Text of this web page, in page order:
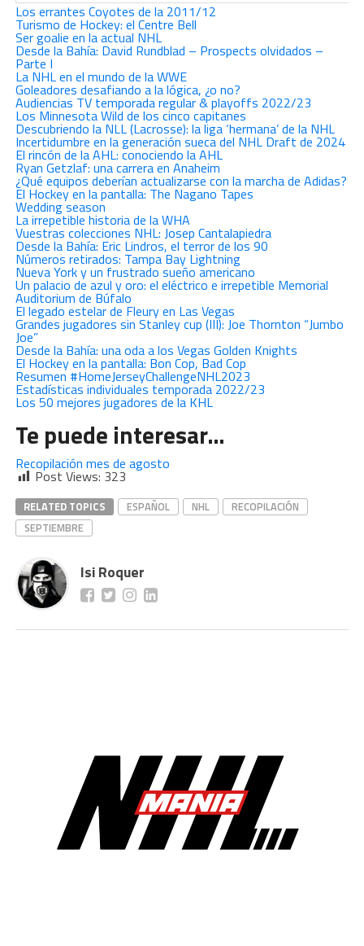
Los errantes Coyotes de la 2011/12
Turismo de Hockey: el Centre Bell
Ser goalie en la actual NHL
Desde la Bahía: David Rundblad – Prospects olvidados –
Parte I
La NHL en el mundo de la WWE
Goleadores desafiando a la lógica, ¿o no?
Audiencias TV temporada regular & playoffs 2022/23
Los Minnesota Wild de los cinco capitanes
Descubriendo la NLL (Lacrosse): la liga ‘hermana’ de la NHL
Incertidumbre en la generación sueca del NHL Draft de 2024
El rincón de la AHL: conociendo la AHL
Ryan Getzlaf: una carrera en Anaheim
¿Qué equipos deberían actualizarse con la marcha de Adidas?
El Hockey en la pantalla: The Nagano Tapes
Wedding season
La irrepetible historia de la WHA
Vuestras colecciones NHL: Josep Cantalapiedra
Desde la Bahía: Eric Lindros, el terror de los 90
Números retirados: Tampa Bay Lightning
Nueva York y un frustrado sueño americano
Un palacio de azul y oro: el eléctrico e irrepetible Memorial
Auditorium de Búfalo
El legado estelar de Fleury en Las Vegas
Grandes jugadores sin Stanley cup (III): Joe Thornton “Jumbo
Joe”
Desde la Bahía: una oda a los Vegas Golden Knights
El Hockey en la pantalla: Bon Cop, Bad Cop
Resumen #HomeJerseyChallengeNHL2023
Estadísticas individuales temporada 2022/23
Los 50 mejores jugadores de la KHL
Te puede interesar…
Recopilación mes de agosto
Post Views: 323
RELATED TOPICS ESPAÑOL NHL
RECOPILACIÓN
SEPTIEMBRE
Isi Roquer